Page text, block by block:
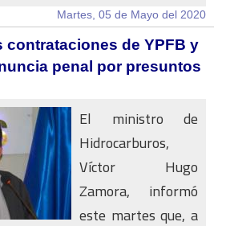
Martes, 05 de Mayo del 2020
contrataciones de YPFB y
penal por presuntos
El ministro de
Hidrocarburos,
Víctor Hugo
Zamora, informó
este martes que, a